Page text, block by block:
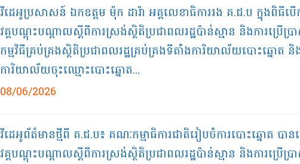
វីដេអូប្រសាសន៍ ឯកឧត្តម ម៉ុក ដារ៉ា អគ្គលេខាធិការរង គ.ជ.ប​ ក្នុងពិធីបើ
វគ្គបណ្តុះបណ្តាលស្តីពីការស្រង់ស្ថិតិប្រជាពលរដ្ឋប៉ាន់ស្មាន​ និងការប្រើប្រ
កម្មវិធីគ្រប់គ្រងស្ថិតិប្រជាពលរដ្ឋគ្រប់គ្រងទីតាំងការិយាល័យបោះឆ្នោត​ និ
ការិយាល័យចុះឈ្មោះបោះឆ្នោត​...
08/06/2026
វីដេអូព័ត៌មានថ្មីពី គ.ជ.ប៖ គណៈកម្មាធិការជាតិរៀបចំការបោះឆ្នោត បា
វគ្គបណ្តុះបណ្តាលស្ដីពីការស្រង់ស្ថិតិប្រជាពលរដ្ឋប៉ាន់ស្មាន និងការប្រើប្រ